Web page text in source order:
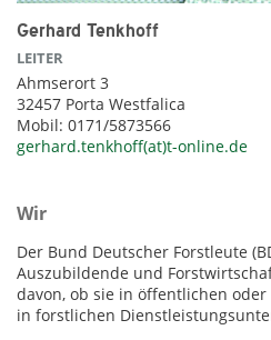
Gerhard Tenkhoff
LEITER
Ahmserort 3
32457 Porta Westfalica
Mobil: 0171/5873566
gerhard.tenkhoff(at)t-online.de
Wir
Der Bund Deutscher Forstleute
Auszubildende und
davon, ob sie in öffentlichen
in forstlichen